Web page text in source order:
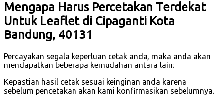
Mengapa Harus Percetakan Terdekat
Untuk Leaflet di Cipaganti Kota
Bandung, 40131
Percayakan segala keperluan cetak anda, maka anda akan
mendapatkan beberapa kemudahan antara lain:
Kepastian hasil cetak sesuai keinginan anda karena
sebelum pencetakan akan kami konfirmasikan sebelumnya.